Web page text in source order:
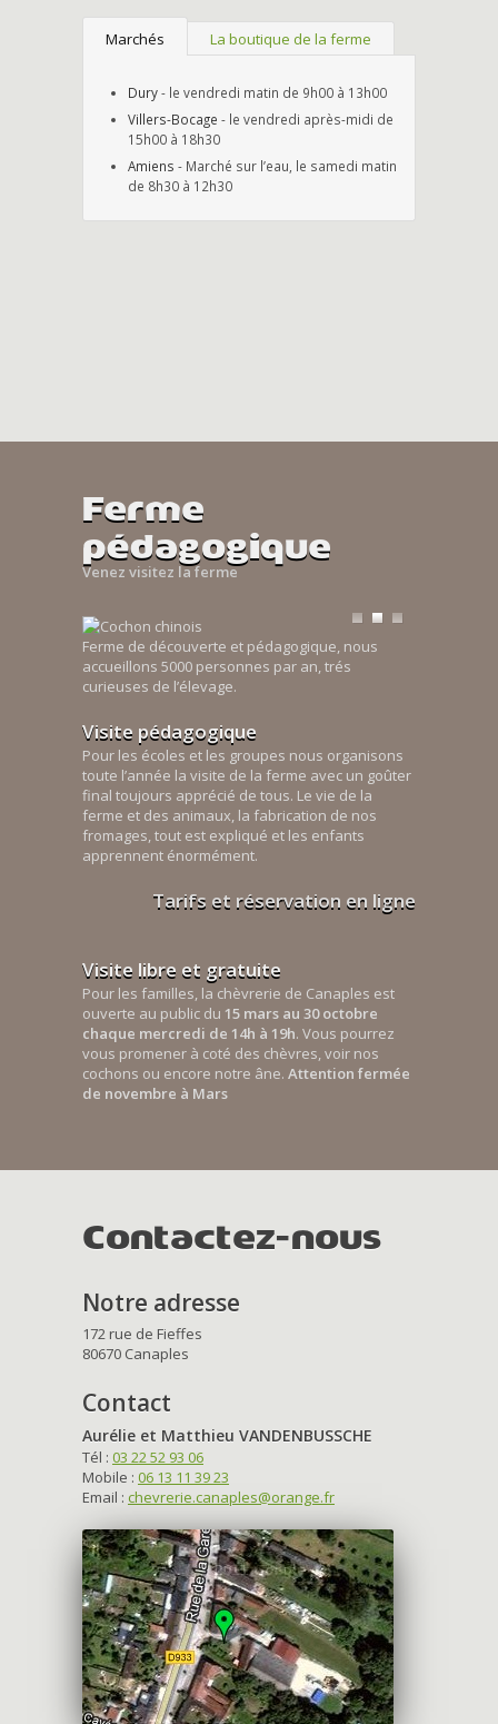
Marchés La boutique de la ferme
Dury- le vendredi matin de 9h00 à 13h00
Villers-Bocage - le vendredi après-midi de
15h00 à 18h30
Amiens - Marché sur l’eau, le samedi matin
de 8h30 à 12h30
Ferme
pédagogique
Venez visitez la ferme
Ferme de découverte et pédagogique, nous
accueillons 5000 personnes par an, trés
curieuses de l’élevage.
Visite pédagogique
Pour les écoles et les groupes nous organisons
toute l’année la visite de la ferme avec un goûter
final toujours apprécié de tous. Le vie de la
ferme et des animaux, la fabrication de nos
fromages, tout est expliqué et les enfants
apprennent énormément.
Tarifs et réservation en ligne
Visite libre et gratuite
Pour les familles, la chèvrerie de Canaples est
ouverte au public du 15 mars au 30 octobre
chaque mercredi de 14h à 19h. Vous pourrez
vous promener à coté des chèvres, voir nos
cochons ou encore notre âne. Attention fermée
de novembre à Mars
Contactez-nous
Notre adresse
172 rue de Fieffes
80670 Canaples
Contact
Aurélie et Matthieu VANDENBUSSCHE
Tél : 03 22 52 93 06
Mobile : 06 13 11 39 23
Email : chevrerie.canaples@orange.fr